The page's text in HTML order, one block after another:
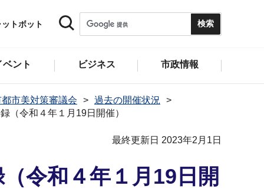
トボット
ント ビジネス 市政情報
市美対策審議会
過去の開催状況
（令和４年１月19日開催）
最終更新日 2023年2月1日
令和４年１月19日開